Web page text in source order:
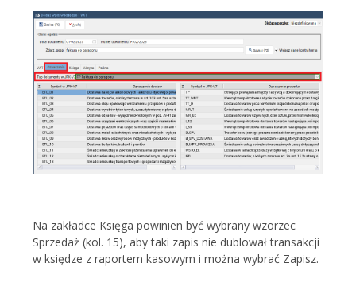
Na zakładce Księga powinien być wybrany wzorzec
Sprzedaż (kol. 15), aby taki zapis nie dublował transakcji
w księdze z raportem kasowym i można wybrać Zapisz.